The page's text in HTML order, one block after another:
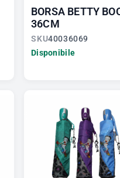
BORSA BETTY
36CM
SKU40036069
Disponibile